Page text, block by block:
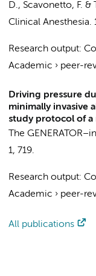
D., Scavonetto, F. &
Clinical Anesthesia.
Research output:
Academic › peer-
Driving pressure
minimally invasive
study protocol of a
The
1, 719.
Research output:
Academic › peer-
All publications